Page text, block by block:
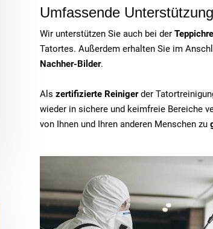
Umfassende Unterstützung
Wir unterstützen Sie auch bei der
Tatortes. Außerdem erhalten Sie im
Nachher-Bilder.
Als zertifizierte Reinigerder
wieder in sichere und keimfreie Bereiche
von Ihnen und Ihren anderen Menschen zu